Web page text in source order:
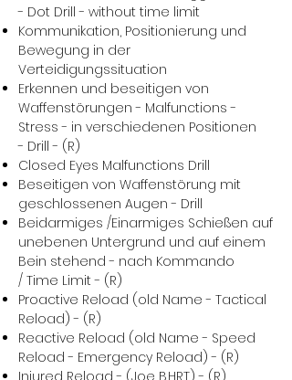
- Dot Drill - without time limit
Kommunikation, Positionierung und
Bewegung in der
Verteidigungssituation
Erkennen und beseitigen von
Waffenstörungen - Malfunctions -
Stress - in verschiedenen Positionen
- Drill - (R)
Closed Eyes Malfunctions Drill
Beseitigen von Waffenstörung mit
geschlossenen Augen - Drill
Beidarmiges /Einarmiges Schießen auf
unebenen Untergrund und auf einem
Bein stehend - nach Kommando
/ Time Limit - (R)
Proactive Reload (old Name - Tactical
Reload) - (R)
Reactive Reload (old Name - Speed
Reload - Emergency Reload) - (R)
Injured Reload - (Joe B.HRT) - (R)